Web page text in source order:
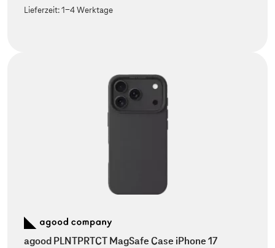
Lieferzeit:1-4 Werktage
agood PLNTPRTCT MagSafe Case iPhone 17